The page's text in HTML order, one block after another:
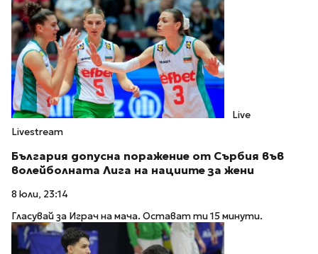
Live
Livestream
България допусна поражение от Сърбия във
волейболната Лига на нациите за жени
8 юли, 23:14
Гласувай за Играч на мача. Остават ти 15 минути.